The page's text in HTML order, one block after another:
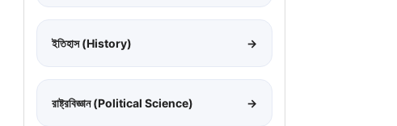
ইতিহাস (History) →
রাষ্ট্রবিজ্ঞান (Political Science) →